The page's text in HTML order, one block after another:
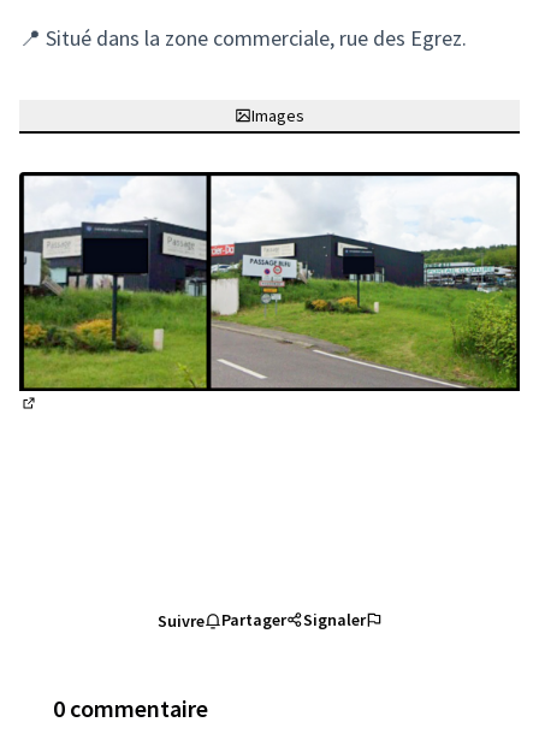
📍 Situé dans la zone commerciale, rue des Egrez.
Images
Suivre Partager Signaler
0 commentaire